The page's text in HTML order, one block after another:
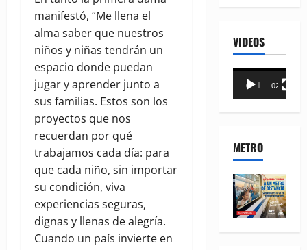
manifestó, “Me llena el
alma saber que nuestros
niños y niñas tendrán un
espacio donde puedan
jugar y aprender junto a
sus familias. Estos son los
proyectos que nos
recuerdan por qué
trabajamos cada día: para
que cada niño, sin importar
su condición, viva
experiencias seguras,
dignas y llenas de alegría.
Cuando un país invierte en
VIDEOS
Reproductor
00:00 02:18
METRO